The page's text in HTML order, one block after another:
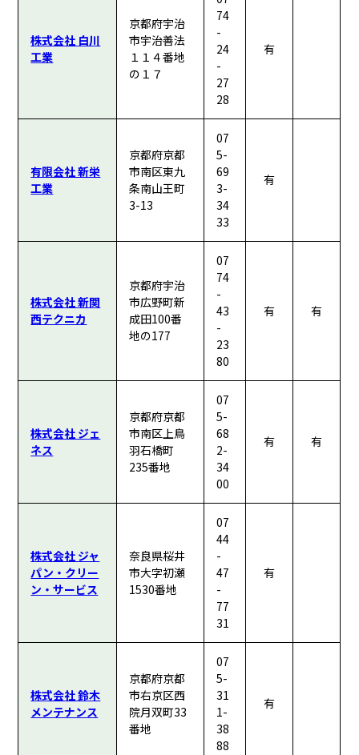
株式会社 白川
工業
京都府宇治
市宇治善法
１１４番地
の１７
74
-
24
-
27
28
有
有限会社 新栄
工業
京都府京都
市南区東九
条南山王町
3-13
07
5-
69
3-
34
33
有
株式会社 新関
西テクニカ
京都府宇治
市広野町新
成田100番
地の177
07
74
-
43
-
23
80
有 有
株式会社 ジェ
ネス
京都府京都
市南区上鳥
羽石橋町
235番地
07
5-
68
2-
34
00
有 有
株式会社 ジャ
パン・クリー
ン・サービス
奈良県桜井
市大字初瀬
1530番地
07
44
-
47
-
77
31
有
株式会社 鈴木
メンテナンス
京都府京都
市右京区西
院月双町33
番地
07
5-
31
1-
38
88
有